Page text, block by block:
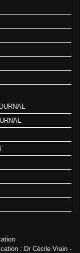
: Dr Cécile Vrain -